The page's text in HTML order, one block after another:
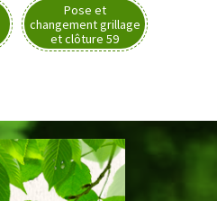
Pose et
changement grillage
et clôture 59